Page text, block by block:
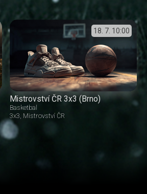
18. 7. 10:00
Mistrovství ČR 3x3 (Brno)
Basketbal
3x3 Mistrovství ČR